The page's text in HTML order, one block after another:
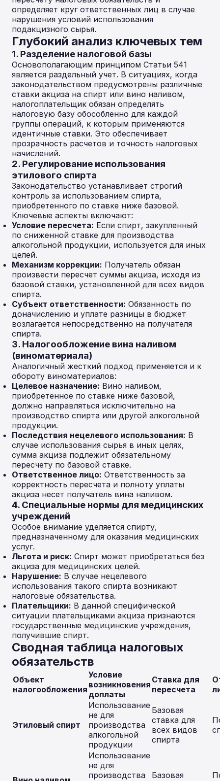
определяет круг ответственных лиц в случае
нарушения условий использования
подакцизного сырья.
Глубокий анализ ключевых тем
1. Разделение налоговой базы
Основополагающим принципом Статьи 541
является раздельный учет. В ситуациях, когда
законодательством предусмотрены различные
ставки акциза на спирт или вино наливом,
налогоплательщик обязан определять
налоговую базу обособленно для каждой
группы операций, к которым применяются
идентичные ставки. Это обеспечивает
прозрачность расчетов и точность налоговых
начислений.
2. Регулирование использования
этилового спирта
Законодательство устанавливает строгий
контроль за использованием спирта,
приобретенного по ставке ниже базовой.
Ключевые аспекты включают:
Условие пересчета: Если спирт, закупленный
по сниженной ставке для производства
алкогольной продукции, используется для иных
целей.
Механизм коррекции: Получатель обязан
произвести пересчет суммы акциза, исходя из
базовой ставки, установленной для всех видов
спирта.
Субъект ответственности: Обязанность по
доначислению и уплате разницы в бюджет
возлагается непосредственно на получателя
спирта.
3. Налогообложение вина наливом
(виноматериала)
Аналогичный жесткий подход применяется и к
обороту виноматериалов:
Целевое назначение: Вино наливом,
приобретенное по ставке ниже базовой,
должно направляться исключительно на
производство спирта или другой алкогольной
продукции.
Последствия нецелевого использования: В
случае использования сырья в иных целях,
сумма акциза подлежит обязательному
пересчету по базовой ставке.
Ответственное лицо: Ответственность за
корректность пересчета и полноту уплаты
акциза несет получатель вина наливом.
4. Специальные нормы для медицинских
учреждений
Особое внимание уделяется спирту,
предназначенному для оказания медицинских
услуг.
Льгота и риск: Спирт может приобретаться без
акциза для медицинских целей.
Нарушение: В случае нецелевого
использования такого спирта возникают
налоговые обязательства.
Плательщики: В данной специфической
ситуации плательщиками акциза признаются
государственные медицинские учреждения,
получившие спирт.
Сводная таблица налоговых
обязательств
Объект
налогообложения
Условие
возникновения
доплаты
Ставка для
пересчета
Этиловый спирт
Использование
не для
производства
алкогольной
продукции
Базовая
ставка для
всех видов
спирта
Использование
не для
производства
Базовая